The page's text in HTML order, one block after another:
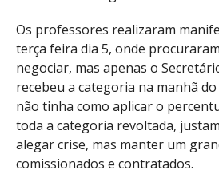
Os professores realizaram
terça feira dia 5, onde
negociar, mas apenas o
recebeu a categoria na manhã
não tinha como aplicar o
toda a categoria revoltada,
alegar crise, mas manter um
comissionados e contratados.